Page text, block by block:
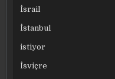
İsrail
İstanbul
istiyor
İsviçre